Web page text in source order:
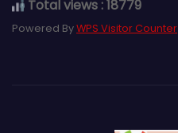
Total views : 18779
Powered ByWPS Visitor Counter